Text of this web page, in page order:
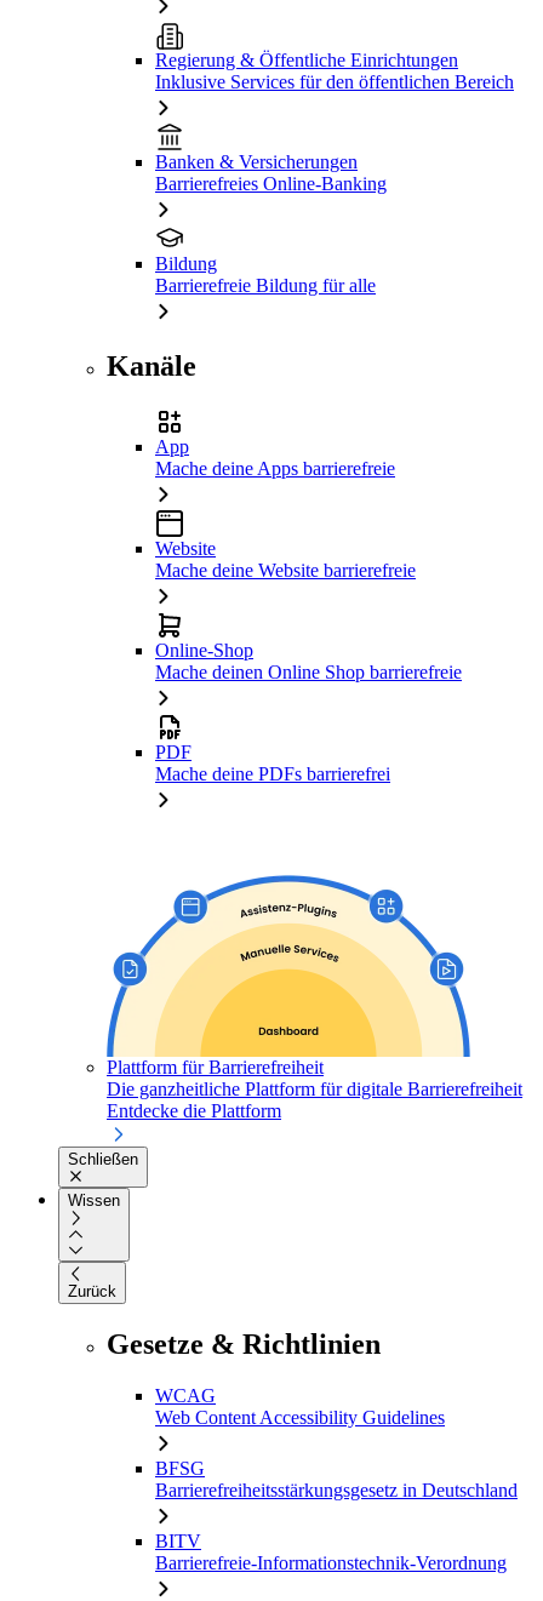
Regierung & Öffentliche Einrichtungen
Inklusive Services für den öffentlichen Bereich
Banken & Versicherungen
Barrierefreies Online-Banking
Bildung
Barrierefreie Bildung für alle
Kanäle
App
Mache deine Apps barrierefreie
Website
Mache deine Website barrierefreie
Online-Shop
Mache deinen Online Shop barrierefreie
PDF
Mache deine PDFs barrierefrei
Plattform für Barrierefreiheit
Die ganzheitliche Plattform für digitale Barrierefreiheit
Entdecke die Plattform
Schließen
Wissen
Zurück
Gesetze & Richtlinien
WCAG
Web Content Accessibility Guidelines
BFSG
Barrierefreiheitsstärkungsgesetz in Deutschland
BITV
Barrierefreie-Informationstechnik-Verordnung